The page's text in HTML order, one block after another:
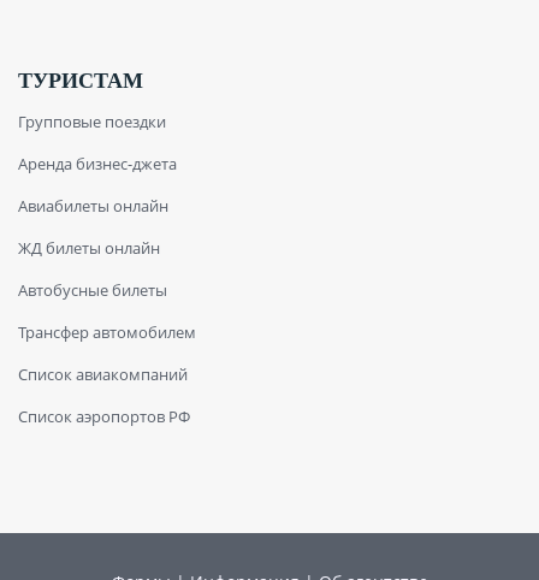
ТУРИСТАМ
Групповые поездки
Аренда бизнес-джета
Авиабилеты онлайн
ЖД билеты онлайн
Автобусные билеты
Трансфер автомобилем
Список авиакомпаний
Список аэропортов РФ